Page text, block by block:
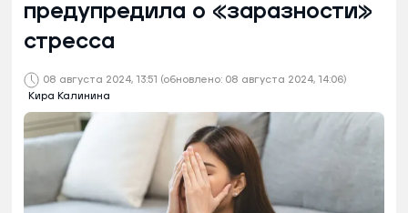
08 августа 2024, 13:51 (обновлено: 08 августа 2024, 14:06)
Кира Калинина
предупредила о «заразности»
стресса